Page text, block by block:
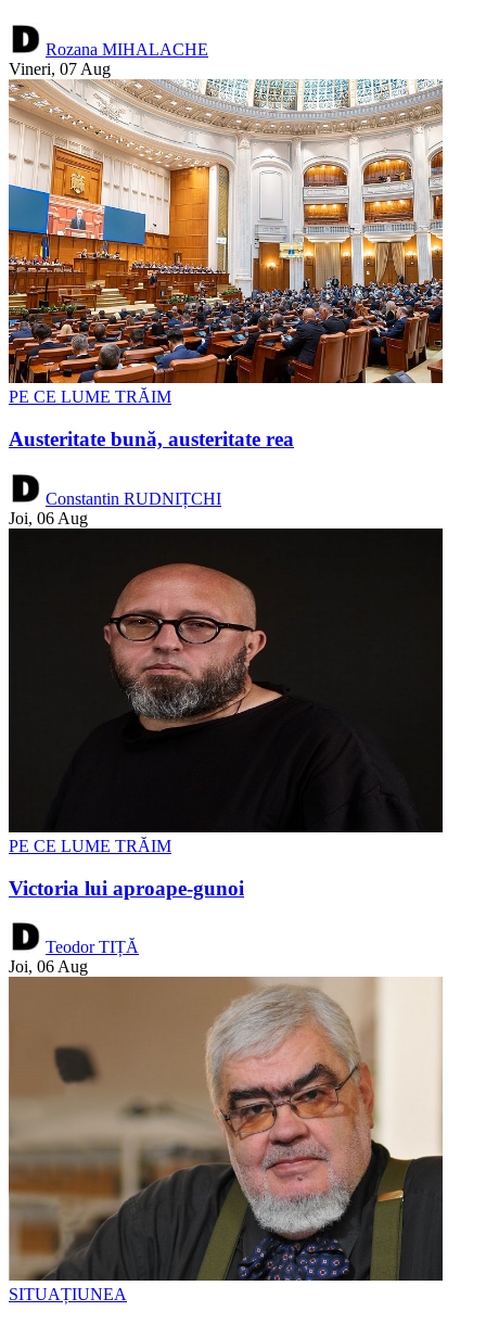
Rozana MIHALACHE
Vineri, 07 Aug
PE CE LUME TRĂIM
Austeritate bună, austeritate rea
Constantin RUDNIȚCHI
Joi, 06 Aug
PE CE LUME TRĂIM
Victoria lui aproape-gunoi
Teodor TIȚĂ
Joi, 06 Aug
SITUAȚIUNEA